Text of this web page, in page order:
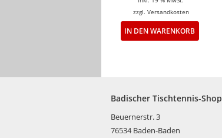
zzgl. Versandkosten
IN DEN WARENKORB
Badischer Tischtennis-Shop
Beuernerstr. 3
76534 Baden-Baden